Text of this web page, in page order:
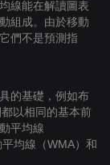
線能在解讀圖表
組成。由於移動
們不是預測指
的基礎，例如布
以相同的基本前
平均線
均線（WMA）和